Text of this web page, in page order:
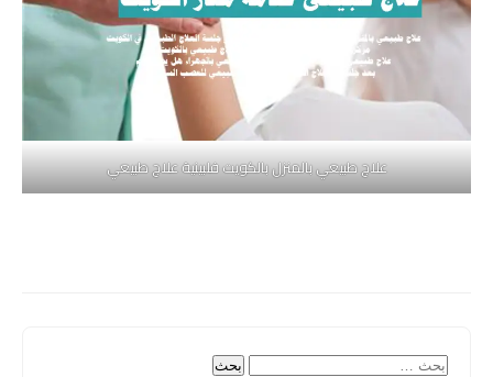
علاج طبيعي بالمنزل بالكويت فلبينية علاج طبيعي
البحث